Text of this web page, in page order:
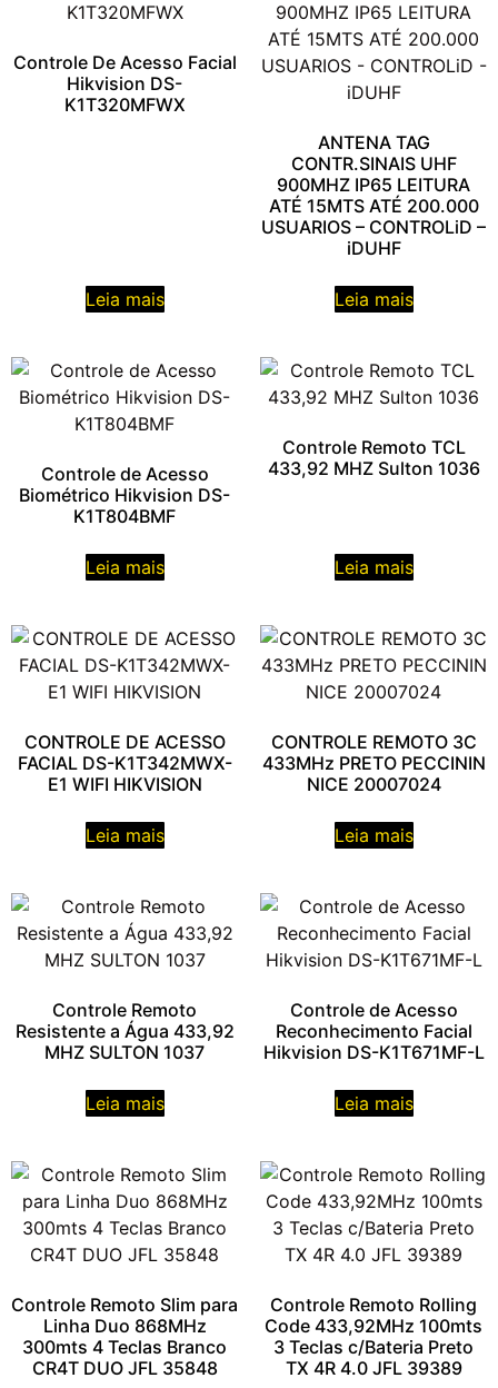
Controle De Acesso Facial
Hikvision DS-
K1T320MFWX
Leia mais
ANTENA TAG
CONTR.SINAIS UHF
900MHZ IP65 LEITURA
ATÉ 15MTS ATÉ 200.000
USUARIOS – CONTROLiD –
iDUHF
Leia mais
Controle de Acesso
Biométrico Hikvision DS-
K1T804BMF
Leia mais
Controle Remoto TCL
433,92 MHZ Sulton 1036
Leia mais
CONTROLE DE ACESSO
FACIAL DS-K1T342MWX-
E1 WIFI HIKVISION
Leia mais
CONTROLE REMOTO 3C
433MHz PRETO PECCININ
NICE 20007024
Leia mais
Controle Remoto
Resistente a Água 433,92
MHZ SULTON 1037
Leia mais
Controle de Acesso
Reconhecimento Facial
Hikvision DS-K1T671MF-L
Leia mais
Controle Remoto Slim para
Linha Duo 868MHz
300mts 4 Teclas Branco
CR4T DUO JFL 35848
Controle Remoto Rolling
Code 433,92MHz 100mts
3 Teclas c/Bateria Preto
TX 4R 4.0 JFL 39389